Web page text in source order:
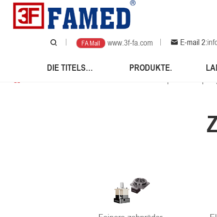
E-mail 2:
FA Mall www.3f-fa.com
DIE TITELSEITE. PRODUKTE.